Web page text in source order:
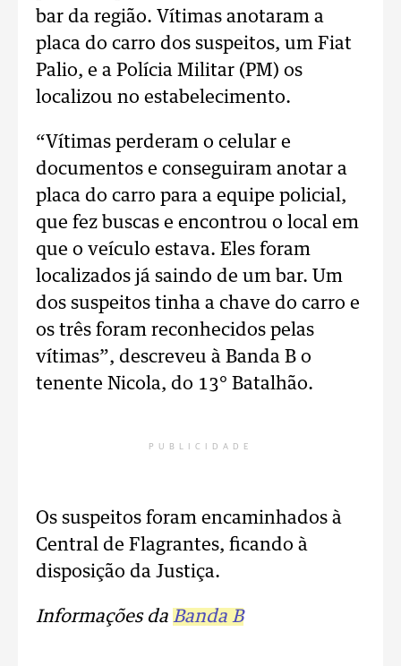
bar da região. Vítimas anotaram a
placa do carro dos suspeitos, um Fiat
Palio, e a Polícia Militar (PM) os
localizou no estabelecimento.
“Vítimas perderam o celular e
documentos e conseguiram anotar a
placa do carro para a equipe policial,
que fez buscas e encontrou o local em
que o veículo estava. Eles foram
localizados já saindo de um bar. Um
dos suspeitos tinha a chave do carro e
os três foram reconhecidos pelas
vítimas”, descreveu à Banda B o
tenente Nicola, do 13° Batalhão.
PUBLICIDADE
Os suspeitos foram encaminhados à
Central de Flagrantes, ficando à
disposição da Justiça.
Informações da Banda B